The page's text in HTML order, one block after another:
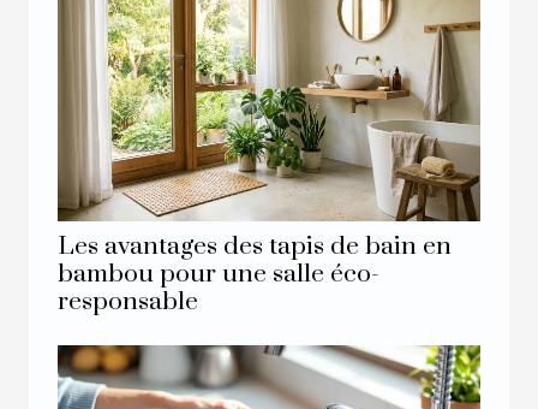
Les avantages des tapis de bain en
bambou pour une salle éco-
responsable